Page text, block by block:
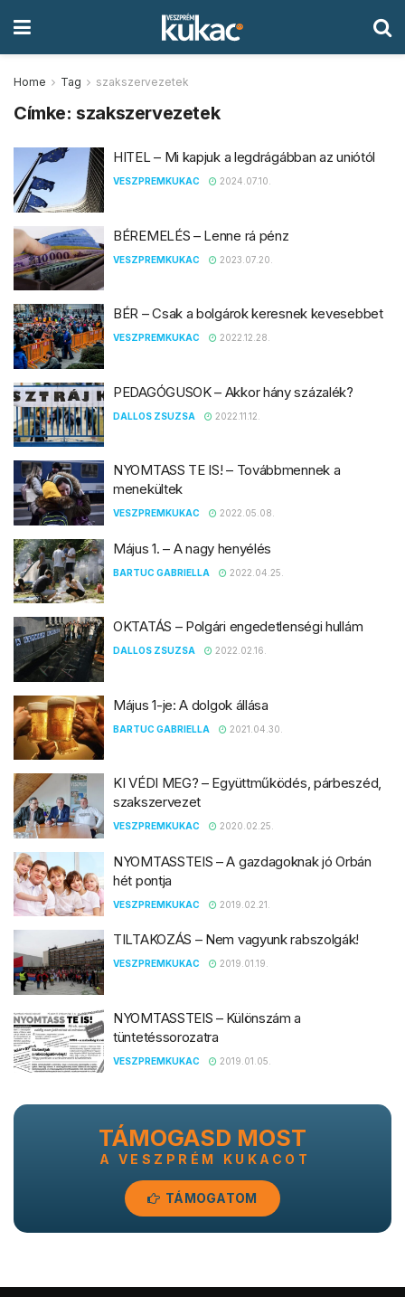
Home Tag szakszervezetek
Címke: szakszervezetek
HITEL – Mi kapjuk a legdrágábban az uniótól
VESZPREMKUKAC 2024.07.10.
BÉREMELÉS – Lenne rá pénz
VESZPREMKUKAC 2023.07.20.
BÉR – Csak a bolgárok keresnek kevesebbet
VESZPREMKUKAC 2022.12.28.
PEDAGÓGUSOK – Akkor hány százalék?
DALLOS ZSUZSA 2022.11.12.
NYOMTASS TE IS! – Továbbmennek a
menekültek
VESZPREMKUKAC 2022.05.08.
Május 1. – A nagy henyélés
BARTUC GABRIELLA 2022.04.25.
OKTATÁS – Polgári engedetlenségi hullám
DALLOS ZSUZSA 2022.02.16.
Május 1-je: A dolgok állása
BARTUC GABRIELLA 2021.04.30.
KI VÉDI MEG? – Együttműködés, párbeszéd,
szakszervezet
VESZPREMKUKAC 2020.02.25.
NYOMTASSTEIS – A gazdagoknak jó Orbán
hét pontja
VESZPREMKUKAC 2019.02.21.
TILTAKOZÁS – Nem vagyunk rabszolgák!
VESZPREMKUKAC 2019.01.19.
NYOMTASSTEIS – Különszám a
tüntetéssorozatra
VESZPREMKUKAC 2019.01.05.
TÁMOGASD MOST
A VESZPRÉM KUKACOT
TÁMOGATOM